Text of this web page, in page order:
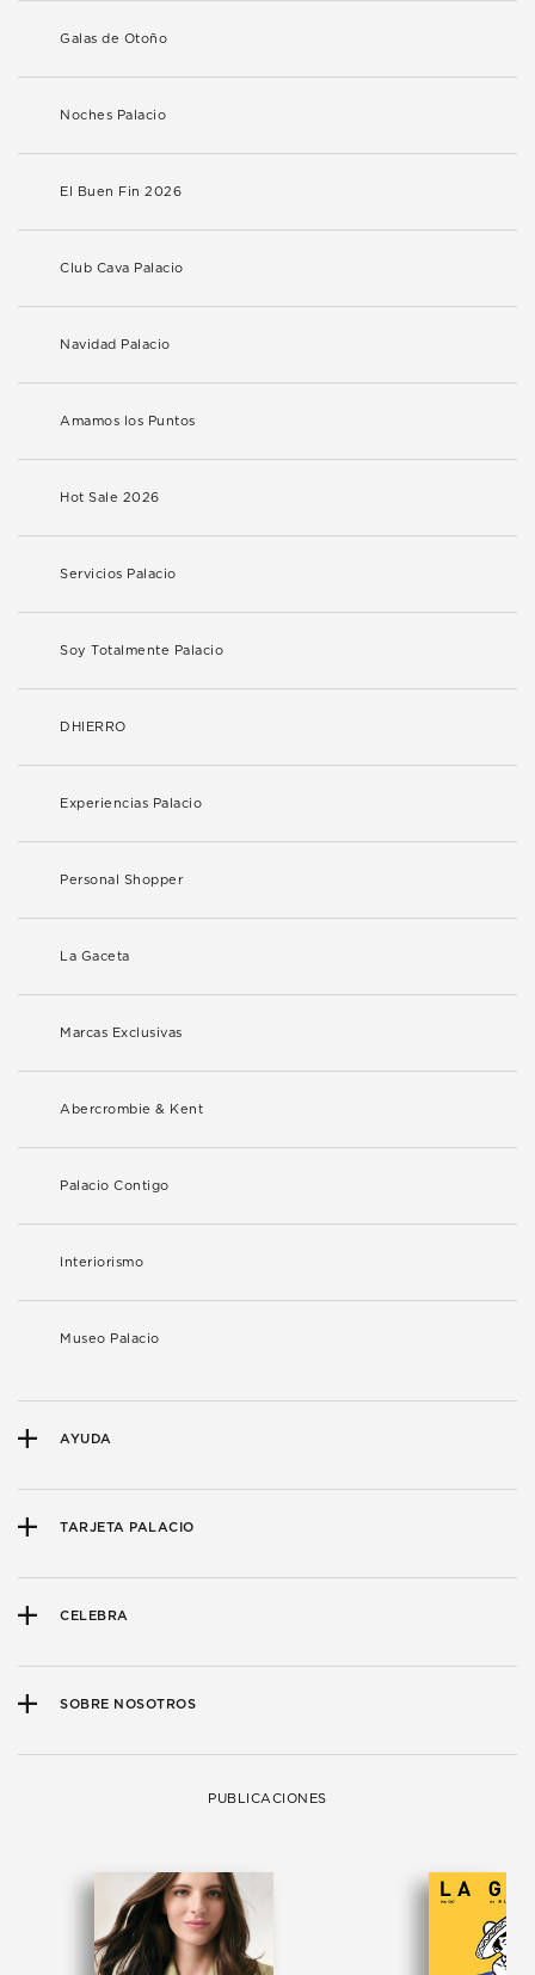
Galas de Otoño
Noches Palacio
El Buen Fin 2026
Club Cava Palacio
Navidad Palacio
Amamos los Puntos
Hot Sale 2026
Servicios Palacio
Soy Totalmente Palacio
DHIERRO
Experiencias Palacio
Personal Shopper
La Gaceta
Marcas Exclusivas
Abercrombie & Kent
Palacio Contigo
Interiorismo
Museo Palacio
AYUDA
TARJETA PALACIO
CELEBRA
SOBRE NOSOTROS
PUBLICACIONES